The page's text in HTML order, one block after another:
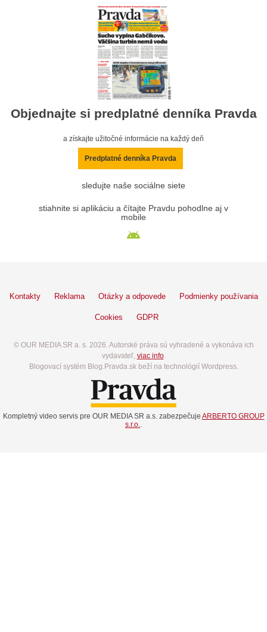
Objednajte si predplatné denníka Pravda
a získajte užitočné informácie na každý deň
Predplatné denníka Pravda
sledujte naše sociálne siete
stiahnite si aplikáciu a čítajte Pravdu pohodlne aj v
mobile
Kontakty Reklama Otázky a odpovede Podmienky používania
Cookies GDPR
© OUR MEDIA SR a. s. 2026. Autorské práva sú vyhradené a vykonáva ich
vydavateľ, viac info.
Blogovací systém Blog.Pravda.sk beží na technológií Wordpress.
Kompletný video servis pre OUR MEDIA SR a.s. zabezpečuje ARBERTO GROUP
s.r.o.